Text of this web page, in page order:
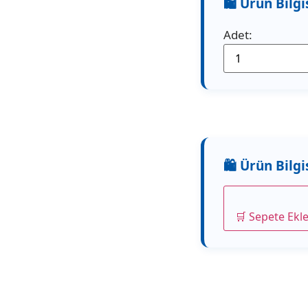
Adet:
🛒 Sepete Ekle